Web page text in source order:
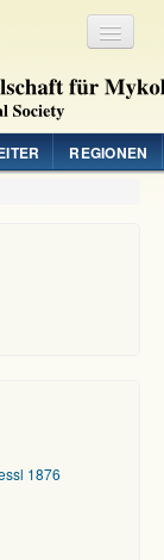
REGIONEN
1876